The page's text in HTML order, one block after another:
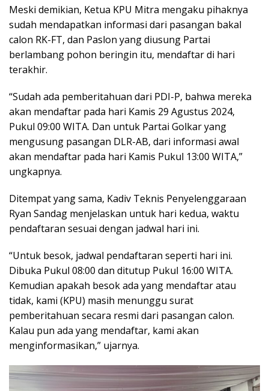
Meski demikian, Ketua KPU Mitra mengaku pihaknya
sudah mendapatkan informasi dari pasangan bakal
calon RK-FT, dan Paslon yang diusung Partai
berlambang pohon beringin itu, mendaftar di hari
terakhir.
“Sudah ada pemberitahuan dari PDI-P, bahwa mereka
akan mendaftar pada hari Kamis 29 Agustus 2024,
Pukul 09:00 WITA. Dan untuk Partai Golkar yang
mengusung pasangan DLR-AB, dari informasi awal
akan mendaftar pada hari Kamis Pukul 13:00 WITA,”
ungkapnya.
Ditempat yang sama, Kadiv Teknis Penyelenggaraan
Ryan Sandag menjelaskan untuk hari kedua, waktu
pendaftaran sesuai dengan jadwal hari ini.
“Untuk besok, jadwal pendaftaran seperti hari ini.
Dibuka Pukul 08:00 dan ditutup Pukul 16:00 WITA.
Kemudian apakah besok ada yang mendaftar atau
tidak, kami (KPU) masih menunggu surat
pemberitahuan secara resmi dari pasangan calon.
Kalau pun ada yang mendaftar, kami akan
menginformasikan,” ujarnya.